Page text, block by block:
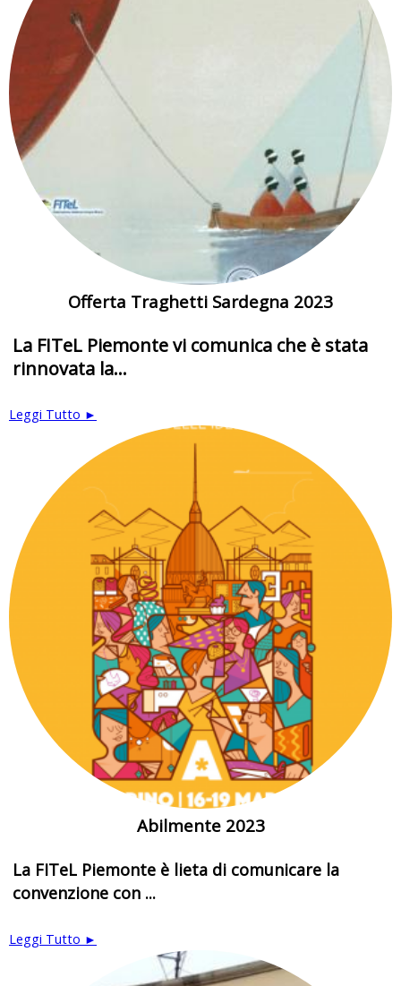
Offerta Traghetti Sardegna 2023
La FITeL Piemonte vi comunica che è stata
rinnovata la...
Leggi Tutto ►
Abilmente 2023
La FITeL Piemonte è lieta di comunicare la
convenzione con ...
Leggi Tutto ►